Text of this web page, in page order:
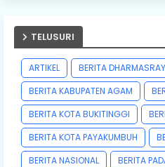
TELUSURI
ARTIKEL
BERITA
BERITA KABUPATEN AGAM
BERITA KOTA BUKITINGGI
BERITA KOTA PAYAKUMBUH
BERITA NASIONAL
BERITA